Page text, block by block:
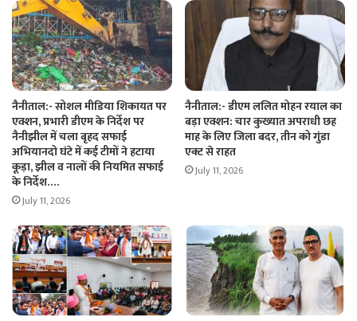
नैनीताल:- सोशल मीडिया शिकायत पर
एक्शन, प्रभारी डीएम के निर्देश पर
नैनीझील में चला बृहद सफाई
अभियानदो घंटे में कई टीमों ने हटाया
कूड़ा, झील व नालों की नियमित सफाई
के निर्देश….
July 11, 2026
नैनीताल:- डीएम ललित मोहन रयाल का
बड़ा एक्शन: चार कुख्यात अपराधी छह
माह के लिए जिला बदर, तीन को गुंडा
एक्ट से राहत
July 11, 2026